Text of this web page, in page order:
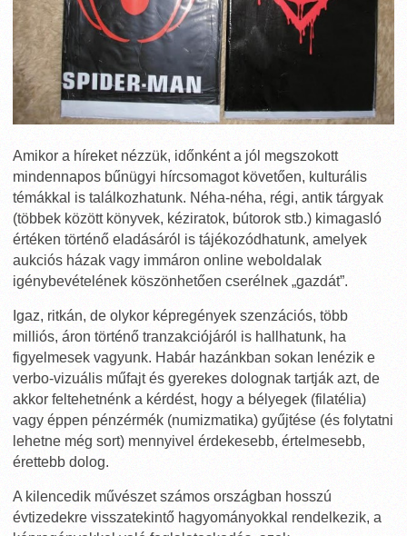
Amikor a híreket nézzük, időnként a jól megszokott
mindennapos bűnügyi hírcsomagot követően, kulturális
témákkal is találkozhatunk. Néha-néha, régi, antik tárgyak
(többek között könyvek, kéziratok, bútorok stb.) kimagasló
értéken történő eladásáról is tájékozódhatunk, amelyek
aukciós házak vagy immáron online weboldalak
igénybevételének köszönhetően cserélnek „gazdát”.
Igaz, ritkán, de olykor képregények szenzációs, több
milliós, áron történő tranzakciójáról is hallhatunk, ha
figyelmesek vagyunk. Habár hazánkban sokan lenézik e
verbo-vizuális műfajt és gyerekes dolognak tartják azt, de
akkor feltehetnénk a kérdést, hogy a bélyegek (filatélia)
vagy éppen pénzérmék (numizmatika) gyűjtése (és folytatni
lehetne még sort) mennyivel érdekesebb, értelmesebb,
érettebb dolog.
A kilencedik művészet számos országban hosszú
évtizedekre visszatekintő hagyományokkal rendelkezik, a